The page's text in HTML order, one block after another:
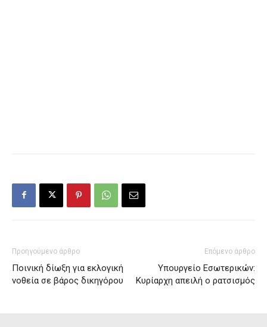
Προηγούμενο άρθρο
Ποινική δίωξη για εκλογική
νοθεία σε βάρος δικηγόρου
Επόμενο άρθρο
Υπουργείο Εσωτερικών:
Κυρίαρχη απειλή ο ρατσισμός